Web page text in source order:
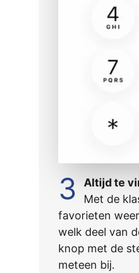
3
Altijd te
Met de
favorieten
welk deel van
knop met de
meteen bij.